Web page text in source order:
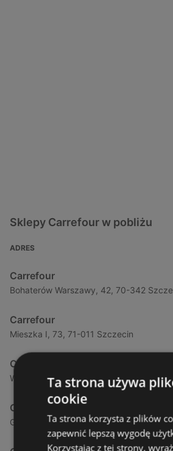
Sklepy Carrefour w pobliżu
ADRES
Carrefour
Bohaterów Warszawy, 42, 70-342
Carrefour
Mieszka I, 73, 71-011 Szczecin
Carrefour
Wiosenna, 32, 70-807 Szczecin
Carrefour
Górczyńska, 19, 66-400 Gorzów
Ta strona używa
cookie
Ta strona korzysta z plików
zapewnić lepszą wygodę
Korzystając z tej strony,